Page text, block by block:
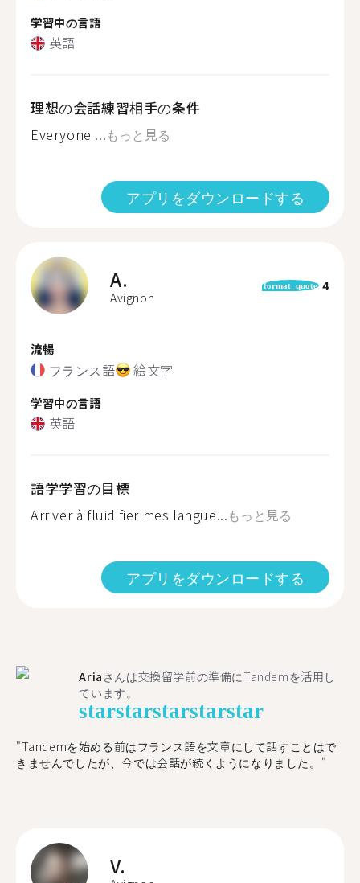
学習中の言語
英語
理想の会話練習相手の条件
Everyone ...もっと見る
アプリをダウンロードする
A.
Avignon
format_quote 4
流暢
フランス語 絵文字
学習中の言語
英語
語学学習の目標
Arriver à fluidifier mes langue...もっと見る
アプリをダウンロードする
Aria さんは交換留学前の準備にTandemを活用し
ています。
starstarstarstarstar
"​​Tandemを始める前はフランス語を文章にして話すことはで
きませんでしたが、今では会話が続くようになりました。"
V.